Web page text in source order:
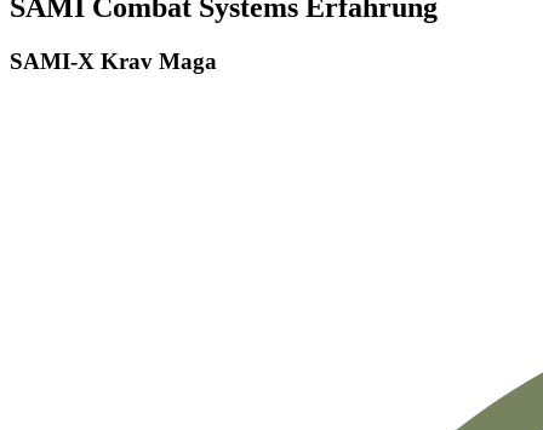
SAMI Combat Systems Erfahrung
SAMI-X Krav Maga